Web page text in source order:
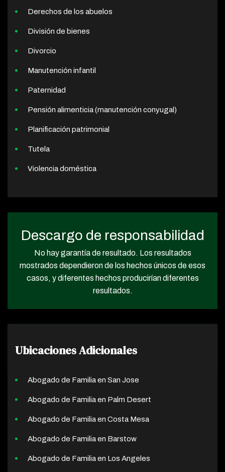
Derechos de los abuelos
División de bienes
Divorcio
Manutención infantil
Paternidad
Pensión alimenticia (manutención conyugal)
Planificación patrimonial
Tutela
Violencia doméstica
Descargo de responsabilidad
No hay garantía de resultado. Los resultados
mostrados dependieron de los hechos únicos de esos
casos, y diferentes hechos producirían diferentes
resultados.
Ubicaciones Adicionales
Abogado de Familia en San Jose
Abogado de Familia en Palm Desert
Abogado de Familia en Costa Mesa
Abogado de Familia en Barstow
Abogado de Familia en Los Angeles